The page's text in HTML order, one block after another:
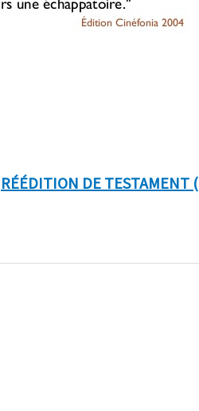
RÉÉDITION DE TESTAMENT